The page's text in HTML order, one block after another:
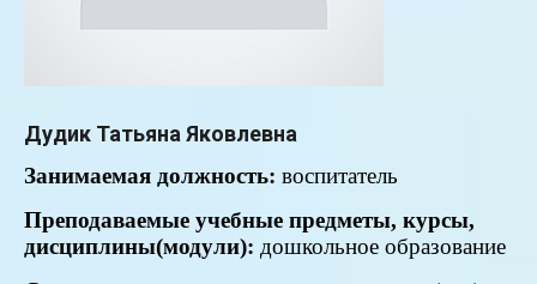
Дудик Татьяна Яковлевна
Занимаемая должность: воспитатель
Преподаваемые учебные предметы, курсы,
дисциплины(модули): дошкольное образование